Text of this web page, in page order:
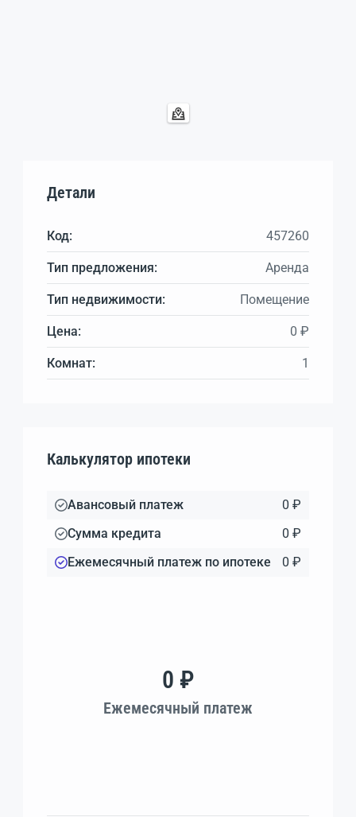
Детали
Код: 457260
Тип предложения: Аренда
Тип недвижимости: Помещение
Цена: 0 ₽
Комнат: 1
Калькулятор ипотеки
Авансовый платеж
0 ₽
Сумма кредита
0 ₽
Ежемесячный платеж по ипотеке
0 ₽
0 ₽
Ежемесячный платеж